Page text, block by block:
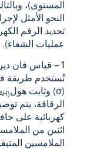
المستوى)،
النحو الأمثل
عمليات الشفاء).
1 – قياس فان دير باو
تُستخدم طريقة
(σ) وثابت هول
(AH
الرقاقة، يتم
كهربائية على
اثنين من
الملامسين